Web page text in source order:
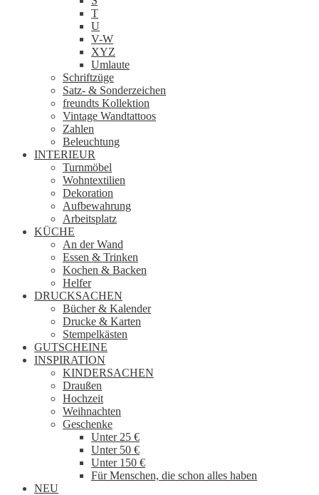
T
U
V-W
XYZ
Umlaute
Schriftzüge
Satz- & Sonderzeichen
freundts Kollektion
Vintage Wandtattoos
Zahlen
Beleuchtung
INTERIEUR
Turnmöbel
Wohntextilien
Dekoration
Aufbewahrung
Arbeitsplatz
KÜCHE
An der Wand
Essen & Trinken
Kochen & Backen
Helfer
DRUCKSACHEN
Bücher & Kalender
Drucke & Karten
Stempelkästen
GUTSCHEINE
INSPIRATION
KINDERSACHEN
Draußen
Hochzeit
Weihnachten
Geschenke
Unter 25 €
Unter 50 €
Unter 150 €
Für Menschen, die schon alles haben
NEU